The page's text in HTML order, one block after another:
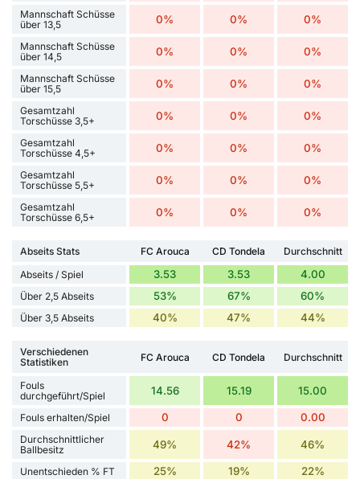
Mannschaft Schüsse
über 13,5
0% 0% 0%
Mannschaft Schüsse
über 14,5
0% 0% 0%
Mannschaft Schüsse
über 15,5
0% 0% 0%
Gesamtzahl
Torschüsse 3,5+
0% 0% 0%
Gesamtzahl
Torschüsse 4,5+
0% 0% 0%
Gesamtzahl
Torschüsse 5,5+
0% 0% 0%
Gesamtzahl
Torschüsse 6,5+
0% 0% 0%
Abseits Stats FC Arouca CD Tondela
Durchschnitt
Abseits / Spiel
3.53 3.53 4.00
Über 2,5 Abseits 53% 67% 60%
Über 3,5 Abseits 40% 47% 44%
Verschiedenen
Statistiken
FC Arouca CD Tondela Durchschnitt
Fouls
durchgeführt/Spiel
14.56 15.19 15.00
Fouls erhalten/Spiel 0 0 0.00
Durchschnittlicher
Ballbesitz
49% 42% 46%
Unentschieden % FT 25% 19% 22%